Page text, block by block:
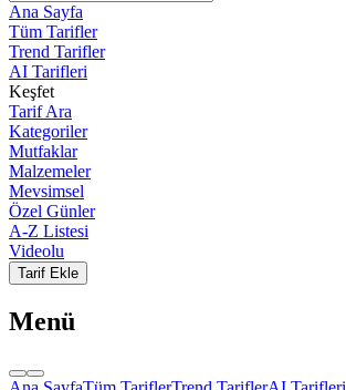
Ana Sayfa
Tüm Tarifler
Trend Tarifler
AI Tarifleri
Keşfet
Tarif Ara
Kategoriler
Mutfaklar
Malzemeler
Mevsimsel
Özel Günler
A-Z Listesi
Videolu
Tarif Ekle
Menü